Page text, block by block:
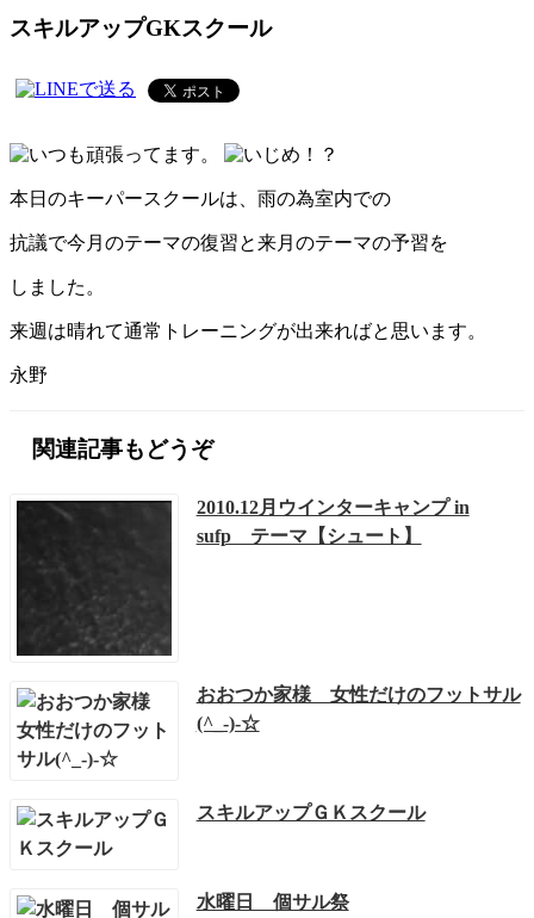
スキルアップGKスクール
本日のキーパースクールは、雨の為室内での
抗議で今月のテーマの復習と来月のテーマの予習を
しました。
来週は晴れて通常トレーニングが出来ればと思います。
永野
関連記事もどうぞ
2010.12月ウインターキャンプ in
sufp テーマ【シュート】
おおつか家様 女性だけのフットサル
(^_-)-☆
スキルアップＧＫスクール
水曜日 個サル祭